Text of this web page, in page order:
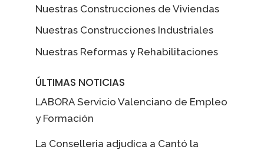
Nuestras Construcciones de Viviendas
Nuestras Construcciones Industriales
Nuestras Reformas y Rehabilitaciones
ÚLTIMAS NOTICIAS
LABORA Servicio Valenciano de Empleo
y Formación
La Conselleria adjudica a Cantó la